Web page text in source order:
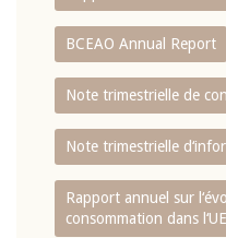
BCEAO Annual Report
Note trimestrielle de
Note trimestrielle
Rapport annuel sur
consommation dans